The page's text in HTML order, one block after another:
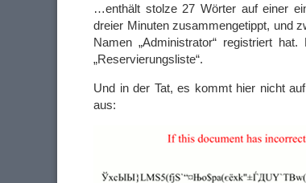
…enthält stolze 27 Wörter auf einer
dreier Minuten zusammengetippt, und
Namen „Administrator“ registriert
„Reservierungsliste“.
Und in der Tat, es kommt hier nicht
aus: